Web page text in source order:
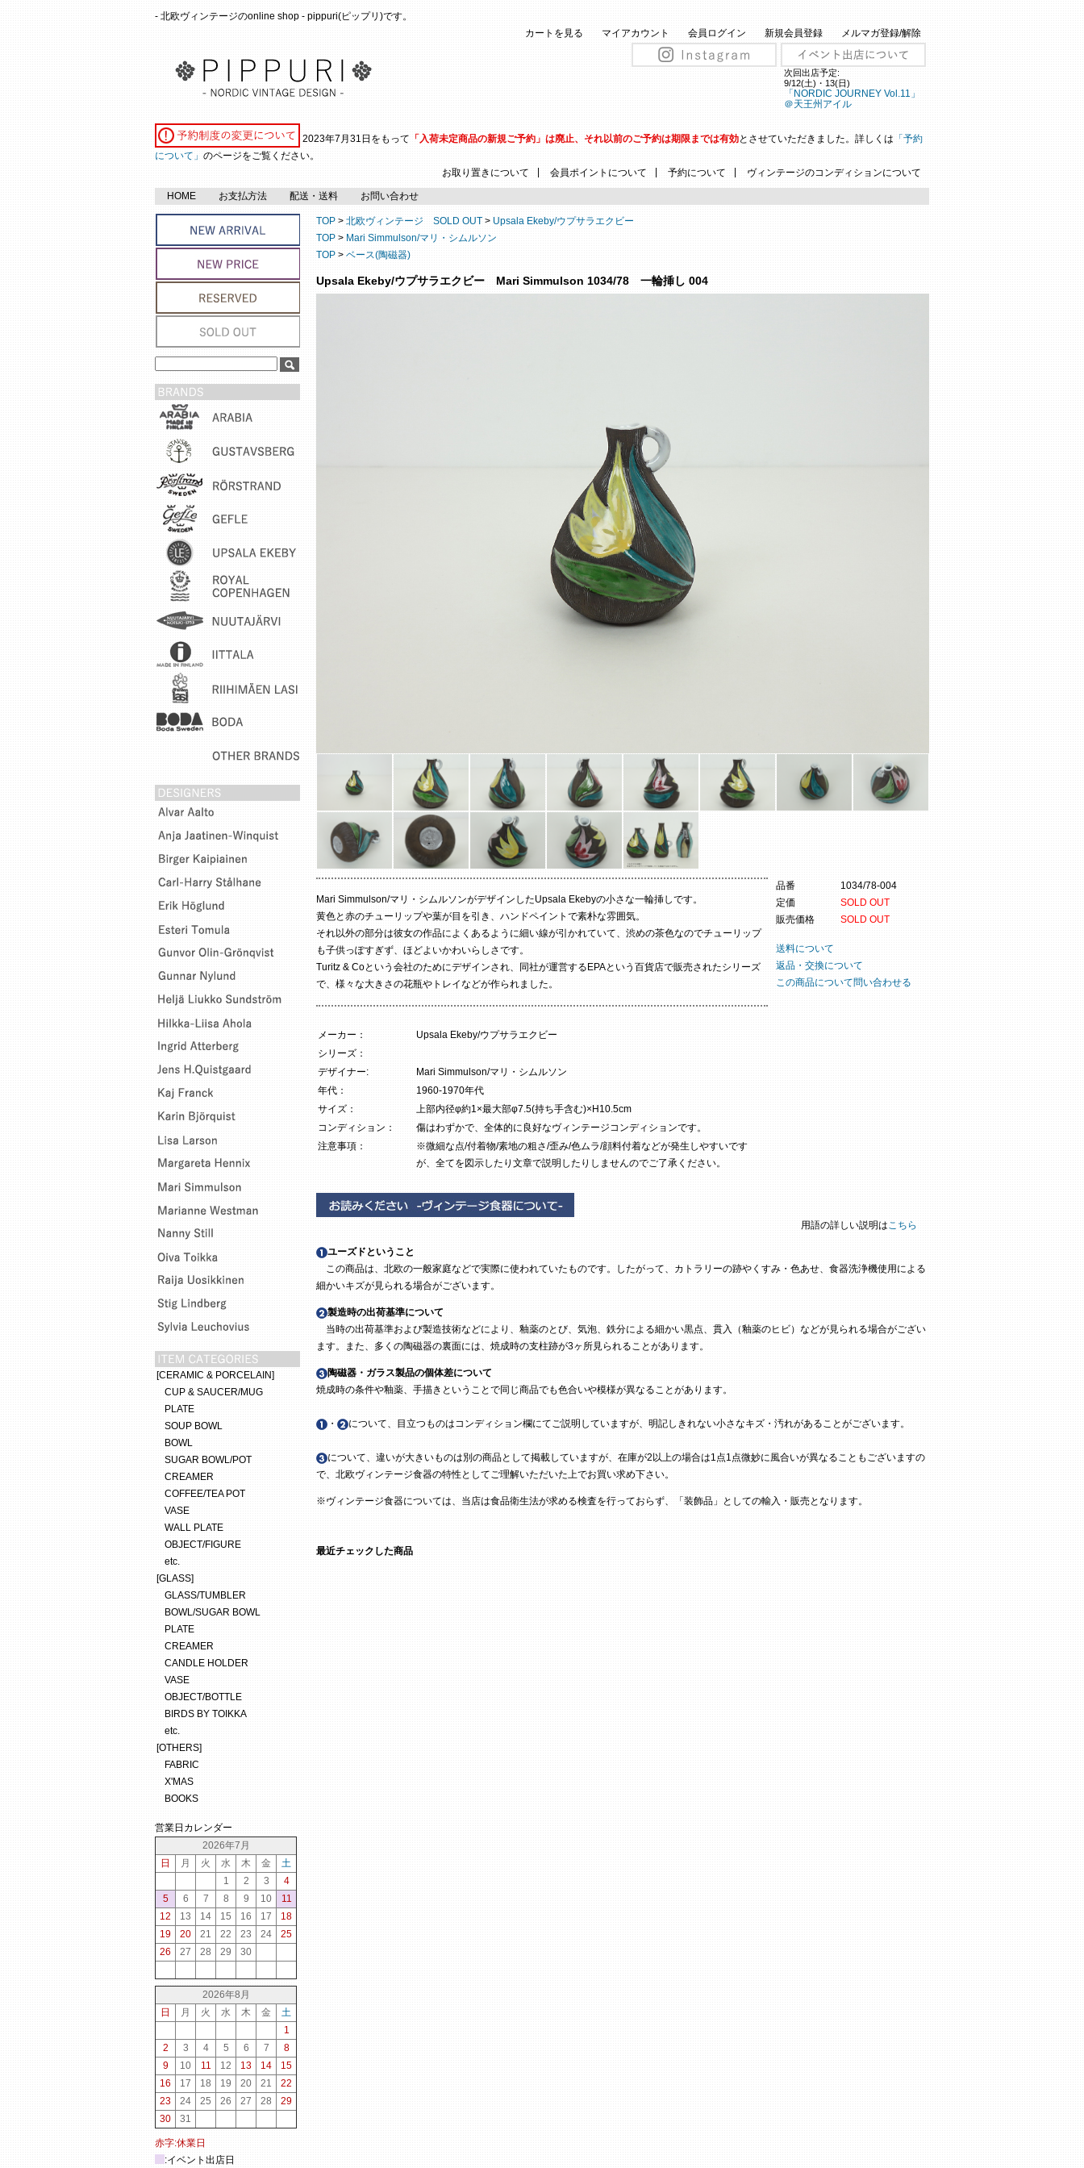
- 北欧ヴィンテージのonline shop - pippuri(ピップリ)です。
カートを見る
マイアカウント 会員ログイン 新規会員登録 メルマガ登録/解除
次回出店予定:
9/12(土)・13(日)
「NORDIC JOURNEY Vol.11」
＠天王州アイル
2023年7月31日をもって 「入荷未定商品の新規ご予約」は廃止、それ以前のご予約は期限までは有効とさせていただきました。詳しくは 「予約
について」 のページをご覧ください。
お取り置きについて
会員ポイントについて 予約について ヴィンテージのコンディションについて
HOME お支払方法 配送・送料 お問い合わせ
TOP > 北欧ヴィンテージ SOLD OUT > Upsala Ekeby/ウプサラエクビー
TOP > Mari Simmulson/マリ・シムルソン
TOP > ベース(陶磁器)
Upsala Ekeby/ウプサラエクビー Mari Simmulson 1034/78 一輪挿し 004
品番
1034/78-004
定価
SOLD OUT
販売価格
SOLD OUT
送料について
返品・交換について
この商品について問い合わせる
Mari Simmulson/マリ・シムルソンがデザインしたUpsala Ekebyの小さな一輪挿しです。
黄色と赤のチューリップや葉が目を引き、ハンドペイントで素朴な雰囲気。
それ以外の部分は彼女の作品によくあるように細い線が引かれていて、渋めの茶色なのでチューリップ
も子供っぽすぎず、ほどよいかわいらしさです。
Turitz & Coという会社のためにデザインされ、同社が運営するEPAという百貨店で販売されたシリーズ
で、様々な大きさの花瓶やトレイなどが作られました。
メーカー：
Upsala Ekeby/ウプサラエクビー
シリーズ：
デザイナー:
Mari Simmulson/マリ・シムルソン
年代：
1960-1970年代
サイズ：
上部内径φ約1×最大部φ7.5(持ち手含む)×H10.5cm
コンディション：
傷はわずかで、全体的に良好なヴィンテージコンディションです。
注意事項：
※微細な点/付着物/素地の粗さ/歪み/色ムラ/顔料付着などが発生しやすいです
が、全てを図示したり文章で説明したりしませんのでご了承ください。
用語の詳しい説明はこちら
ユーズドということ
この商品は、北欧の一般家庭などで実際に使われていたものです。したがって、カトラリーの跡やくすみ・色あせ、食器洗浄機使用による
細かいキズが見られる場合がございます。
製造時の出荷基準について
当時の出荷基準および製造技術などにより、釉薬のとび、気泡、鉄分による細かい黒点、貫入（釉薬のヒビ）などが見られる場合がござい
ます。また、多くの陶磁器の裏面には、焼成時の支柱跡が3ヶ所見られることがあります。
陶磁器・ガラス製品の個体差について
焼成時の条件や釉薬、手描きということで同じ商品でも色合いや模様が異なることがあります。
・ について、目立つものはコンディション欄にてご説明していますが、明記しきれない小さなキズ・汚れがあることがございます。
について、違いが大きいものは別の商品として掲載していますが、在庫が2以上の場合は1点1点微妙に風合いが異なることもございますの
で、北欧ヴィンテージ食器の特性としてご理解いただいた上でお買い求め下さい。
※ヴィンテージ食器については、当店は食品衛生法が求める検査を行っておらず、「装飾品」としての輸入・販売となります。
最近チェックした商品
[CERAMIC & PORCELAIN]
CUP & SAUCER/MUG
PLATE
SOUP BOWL
BOWL
SUGAR BOWL/POT
CREAMER
COFFEE/TEA POT
VASE
WALL PLATE
OBJECT/FIGURE
etc.
[GLASS]
GLASS/TUMBLER
BOWL/SUGAR BOWL
PLATE
CREAMER
CANDLE HOLDER
VASE
OBJECT/BOTTLE
BIRDS BY TOIKKA
etc.
[OTHERS]
FABRIC
X'MAS
BOOKS
営業日カレンダー
2026年7月
日
月 火 水 木 金
土
1
2 3
4
5
6 7 8 9 10
11
12
13 14 15 16 17
18
19
20 21 22 23 24
25
26
27 28 29 30
2026年8月
日
月 火 水 木 金
土
1
2
3 4 5 6 7
8
9
10 11 12 13 14
15
16
17 18 19 20 21
22
23
24 25 26 27 28
29
30
31
赤字:休業日
:イベント出店日